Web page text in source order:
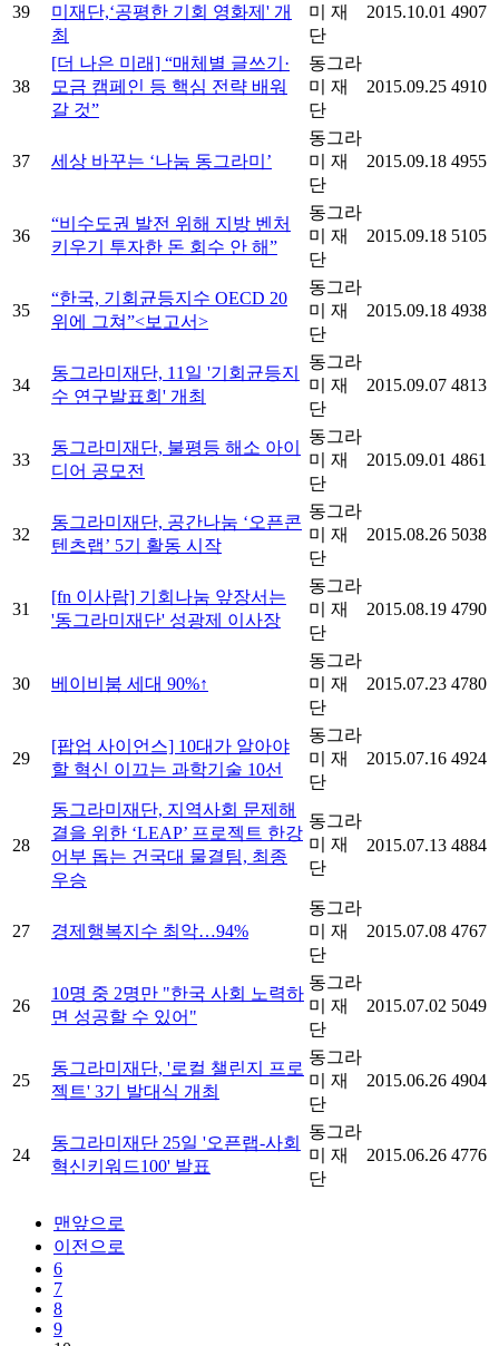
39
미재단,‘공평한 기회 영화제' 개
최
미 재
단
2015.10.01 4907
38
[더 나은 미래] “매체별 글쓰기·
모금 캠페인 등 핵심 전략 배워
갈 것”
동그라
미 재
단
2015.09.25 4910
37 세상 바꾸는 ‘나눔 동그라미’
동그라
미 재
단
2015.09.18 4955
36
“비수도권 발전 위해 지방 벤처
키우기 투자한 돈 회수 안 해”
동그라
미 재
단
2015.09.18 5105
35
“한국, 기회균등지수 OECD 20
위에 그쳐”<보고서>
동그라
미 재
단
2015.09.18 4938
34
동그라미재단, 11일 '기회균등지
수 연구발표회' 개최
동그라
미 재
단
2015.09.07 4813
33
동그라미재단, 불평등 해소 아이
디어 공모전
동그라
미 재
단
2015.09.01 4861
32
동그라미재단, 공간나눔 ‘오픈콘
텐츠랩’ 5기 활동 시작
동그라
미 재
단
2015.08.26 5038
31
[fn 이사람] 기회나눔 앞장서는
'동그라미재단' 성광제 이사장
동그라
미 재
단
2015.08.19 4790
30 베이비붐 세대 90%↑
동그라
미 재
단
2015.07.23 4780
29
[팝업 사이언스] 10대가 알아야
할 혁신 이끄는 과학기술 10선
동그라
미 재
단
2015.07.16 4924
28
동그라미재단, 지역사회 문제해
결을 위한 ‘LEAP’ 프로젝트 한강
어부 돕는 건국대 물결팀, 최종
우승
동그라
미 재
단
2015.07.13 4884
27 경제행복지수 최악…94%
동그라
미 재
단
2015.07.08 4767
26
10명 중 2명만 "한국 사회 노력하
면 성공할 수 있어"
동그라
미 재
단
2015.07.02 5049
25
동그라미재단, '로컬 챌린지 프로
젝트' 3기 발대식 개최
동그라
미 재
단
2015.06.26 4904
24
동그라미재단 25일 '오픈랩-사회
혁신키워드100' 발표
동그라
미 재
단
2015.06.26 4776
맨앞으로
이전으로
6
7
8
9